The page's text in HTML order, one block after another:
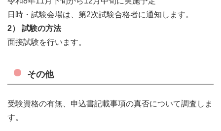
日時・試験会場は、第2次試験合格者に通知します。
2） 試験の方法
面接試験を行います。
その他
受験資格の有無、申込書記載事項の真否について調査しま
す。